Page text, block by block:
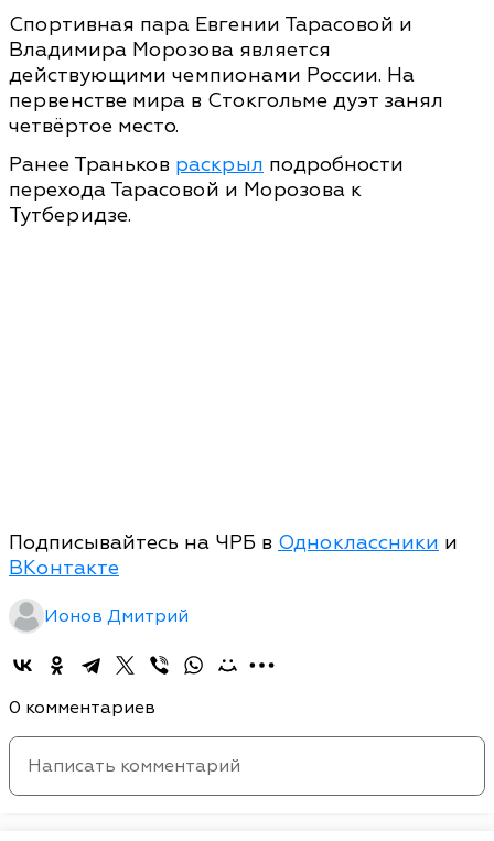
Спортивная пара Евгении Тарасовой и
Владимира Морозова является
действующими чемпионами России. На
первенстве мира в Стокгольме дуэт занял
четвёртое место.
Ранее Траньков раскрыл подробности
перехода Тарасовой и Морозова к
Тутберидзе.
Подписывайтесь на ЧРБ в Одноклассники и
ВКонтакте
Ионов Дмитрий
0 комментариев